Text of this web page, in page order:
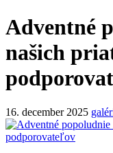
Adventné
našich
16. december 2025